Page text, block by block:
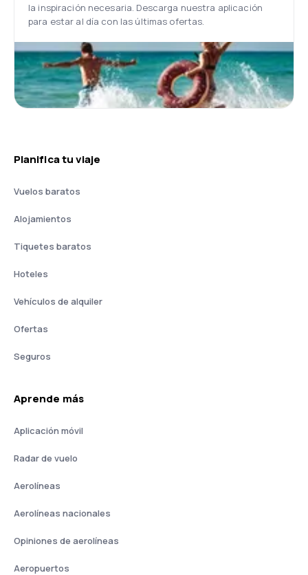
la inspiración necesaria. Descarga nuestra aplicación
para estar al día con las últimas ofertas.
Planifica tu viaje
Vuelos baratos
Alojamientos
Tiquetes baratos
Hoteles
Vehículos de alquiler
Ofertas
Seguros
Aprende más
Aplicación móvil
Radar de vuelo
Aerolíneas
Aerolíneas nacionales
Opiniones de aerolíneas
Aeropuertos